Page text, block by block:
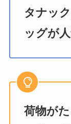
タナッ
ッグが
荷物が